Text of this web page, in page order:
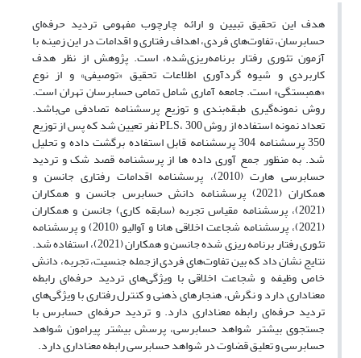
هدف این تحقیق تبیین و ارائه چارچوب مفهومی تردید حرفه‌ای
حسابرسان، تفاوت‌های فردی، اهداف رفتاری و اقدامات در این زمینه با
آزمون تئوری رفتار برنامه‌ریزی‌شده، است. پژوهش از نظر هدف
کاربردی و شیوه گردآوری اطلاعات تحقیق «توصیفی» و از نوع
«همبستگی» است. جامعه آماری شامل تمامی حسابرسان تهران است.
روش نمونه‌گیری طبقه‌بندی و توزیع پرسشنامه تصادفی می‌باشد.
تعداد نمونه استفاده از روش PLS، 300 نفر تعیین شد که پس از توزیع
350 پرسشنامه 304 پرسشنامه قابل استفاده برگشت داده و تحلیل
شد. به منظور جمع آوری داده ها از پرسشنامه قصد شک و تردید
حسابرسی هارت (2010)، پرسشنامه اقدامات رفتاری جانسن و
همکاران (2021) پرسشنامه دانش حسابرس جانسن و همکاران
(2021)، پرسشنامه مقیاس تجربه (سابقه کاری) جانسن و همکاران
(2021)، پرسشنامه شجاعت اخلاقی هانا و آوالیو (2010) و پرسشنامه
تئوری رفتار برنامه ریزی شده جانسن و همکاران (2021)، استفاده شد.
نتایج نشان داد که بین تفاوت‌های فردی ازجمله جنسیت، تجربه، دانش
خاص وظیفه و شجاعت اخلاقی با ویژگی‌های تردید حرفه‌ای رابطه
معناداری دارد و نگرش، هنجارهای ذهنی و کنترل رفتاری با ویژگی‌های
تردید حرفه‌ای رابطه معناداری دارد. و تردید حرفه‌ای حسابرس با
جستجوی بیشتر شواهد حسابرسی، پرسش بیشتر پیرامون شواهد
حسابرسی و تعلیق قضاوت در شواهد حسابرسی رابطه معناداری دارد.